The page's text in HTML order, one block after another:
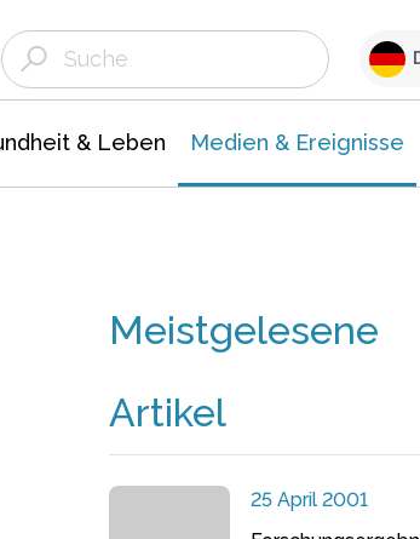
& Leben Medien & Ereignisse
Meistgelesene
Artikel
25 April 2001